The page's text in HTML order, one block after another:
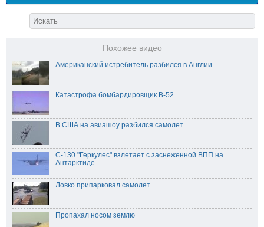
Похожее видео
Американский истребитель разбился в Англии
Катастрофа бомбардировщик B-52
В США на авиашоу разбился самолет
C-130 "Геркулес" взлетает с заснеженной ВПП на
Антарктиде
Ловко припарковал самолет
Пропахал носом землю